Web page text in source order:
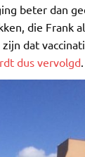
beter dan
die
dat
dus vervolgd.